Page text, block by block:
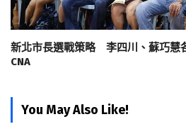
新北市長選戰策略 李四川、蘇巧慧
CNA
You May Also Like!